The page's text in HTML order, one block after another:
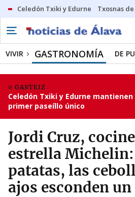
Celedón Txiki y Edurne Txosnas
VIVIR GASTRONOMÍA DE
GASTEIZ
Celedón Txiki y Edurne
primer paseíllo único
Jordi Cruz,
estrella
patatas, las
ajos esconden